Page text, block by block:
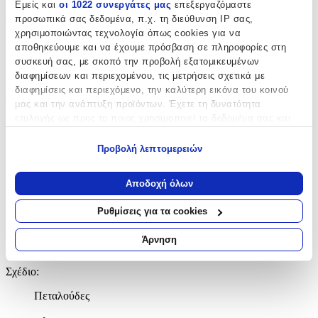
Εμείς και οι 1022 συνεργάτες μας επεξεργαζόμαστε
προσωπικά σας δεδομένα, π.χ. τη διεύθυνση IP σας,
χρησιμοποιώντας τεχνολογία όπως cookies για να
αποθηκεύουμε και να έχουμε πρόσβαση σε πληροφορίες στη
συσκευή σας, με σκοπό την προβολή εξατομικευμένων
διαφημίσεων και περιεχομένου, τις μετρήσεις σχετικά με
διαφημίσεις και περιεχόμενο, την καλύτερη εικόνα του κοινού
μας και την ανάπτυξη προϊόντων. Έχετε τη δυνατότητα
Να συλλέξουμε πληροφορίες σχετικά με τη γεωγραφική
σας τοποθεσία, οι οποίες μπορεί να είναι ακριβείς σε
απόσταση μερικών μέτρων
Να αναγνωρίσουμε τη συσκευή σας σαρώνοντας ενεργά
για συγκεκριμένα χαρακτηριστικά (δακτυλικό αποτύπωμα)
Μάθετε περισσότερα σχετικά με τον τρόπο επεξεργασίας των
προσωπικών σας δεδομένων και καθορίστε τις προτιμήσεις σας
στην
ανακαλέσετε τη συγκατάθεσή σας ανά πάσα στιγμή από τη
Προβολή λεπτομερειών
Αποδοχή όλων
Ρυθμίσεις για τα cookies
Άρνηση
Χαρακτηριστικά
Κατασκευαστής:
Sprintzios
Βασικά Χαρακτηριστικά
Ποιότητα:
Κατασκευή:
Μηχανής
Χρώμα:
Σχέδιο:
Πεταλούδες